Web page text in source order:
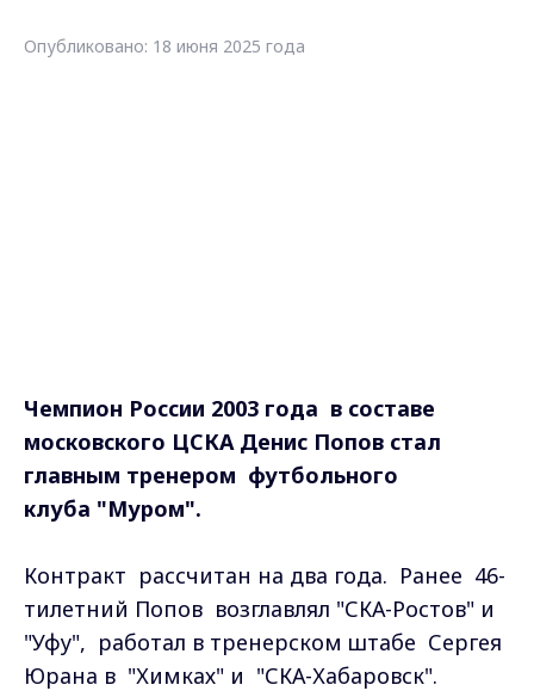
Опубликовано: 18 июня 2025 года
Чемпион России 2003 года в составе
московского ЦСКА Денис Попов стал
главным тренером футбольного
клуба "Муром".
Контракт рассчитан на два года. Ранее 46-
тилетний Попов возглавлял "СКА-Ростов" и
"Уфу", работал в тренерском штабе Сергея
Юрана в "Химках" и "СКА-Хабаровск".